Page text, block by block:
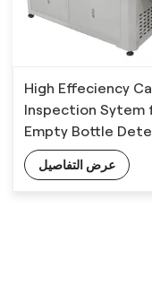
High Effeciency
Inspection Sytem
Empty Bottle
عرض التفاصيل